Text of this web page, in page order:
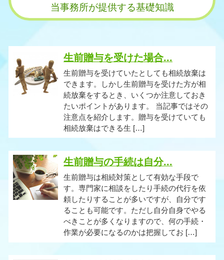
当事務所が提供する基礎知識
生前贈与を受けた場合...
生前贈与を受けていたとしても相続放棄は
できます。しかし生前贈与を受けた方が相
続放棄をするとき、いくつか注意しておき
たいポイントがあります。 当記事ではその
注意点を紹介します。贈与を受けていても
相続放棄はできる生 […]
生前贈与の手続は自分...
生前贈与は相続対策として有効な手段で
す。専門家に相談をしたり手続の代行を依
頼したりすることが多いですが、自分です
ることも可能です。ただし自分自身でやる
べきことが多くなりますので、何の手続・
作業が必要になるのかは把握してお […]